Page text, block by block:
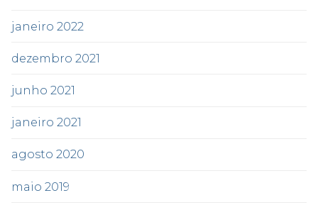
janeiro 2022
dezembro 2021
junho 2021
janeiro 2021
agosto 2020
maio 2019